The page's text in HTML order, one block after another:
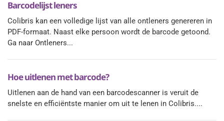
Barcodelijst leners
Colibris kan een volledige lijst van alle ontleners genereren in
PDF-formaat. Naast elke persoon wordt de barcode getoond.
Ga naar Ontleners...
Hoe uitlenen met barcode?
Uitlenen aan de hand van een barcodescanner is veruit de
snelste en efficiëntste manier om uit te lenen in Colibris....